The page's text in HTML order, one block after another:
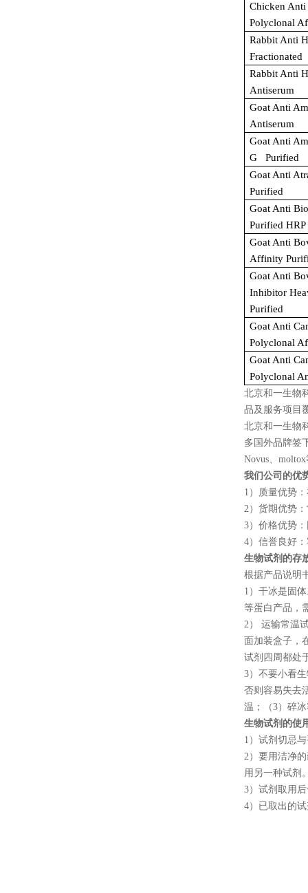
Chicken
Polyclonal
Rabbit Anti
Fractionated
Rabbit Anti
Antiserum
Goat Anti
Antiserum
Goat Anti
G Purified
Goat Anti
Purified
Goat Anti
Purified HRP
Goat Anti
Affinity
Goat Anti
Inhibitor
Purified
Goat Anti
Polyclonal
Goat Anti
Polyclonal
北京和一生物
品及服务项目
北京和一生物
多国外品牌签
Novus、 moltox
我们公司的优
1 ）质量优势
2）货期优势
3）价格优势
4）信誉良好
生物试剂的存
根据产品说明
1 ）干冰是固
等蛋白产品，
2） 运输常温
面加装盒子，
试剂四周都处
3）不要小看
否则容易失去
温；（3）碎
生物试剂的使
1 ）试剂切忌
2）要用洁净
用另一种试剂
3）试剂取用
4）已取出的